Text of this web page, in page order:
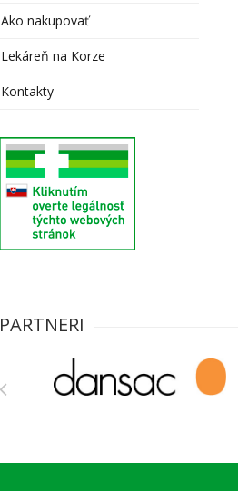
Ako nakupovať
Lekáreň na Korze
Kontakty
PARTNERI